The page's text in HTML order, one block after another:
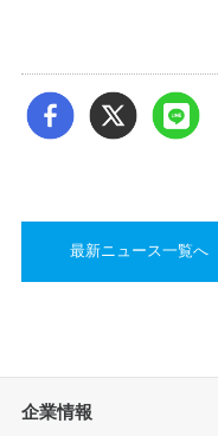
最新ニュース一覧へ
企業情報